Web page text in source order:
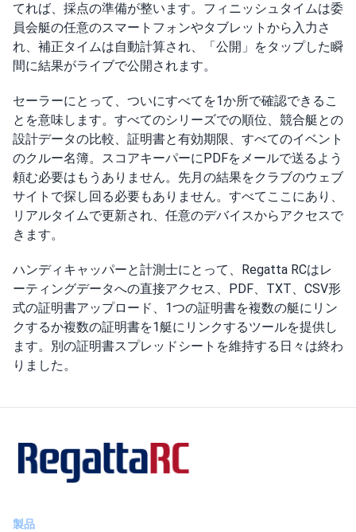
てれば、採点の準備が整います。フィニッシュタイムは委
員会艇の任意のスマートフォンやタブレットから入力さ
れ、補正タイムは自動計算され、「公開」をタップした瞬
間に結果がライブで公開されます。
セーラーにとって、ついにすべてを1か所で確認できるこ
とを意味します。すべてのシリーズでの順位、競合艇との
設計データの比較、証明書と有効期限、すべてのイベント
のクルー名簿。スコアキーパーにPDFをメールで送るよう
頼む必要はもうありません。先月の結果をクラブのウェブ
サイトで探し回る必要もありません。すべてここにあり、
リアルタイムで更新され、任意のデバイスからアクセスで
きます。
ハンディキャッパーと計測士にとって、Regatta RCはレ
ーティングデータへの直接アクセス、PDF、TXT、CSV形
式の証明書アップロード、1つの証明書を複数の艇にリン
クするか複数の証明書を1艇にリンクするツールを提供し
ます。別の証明書スプレッドシートを維持する日々は終わ
りました。
製品